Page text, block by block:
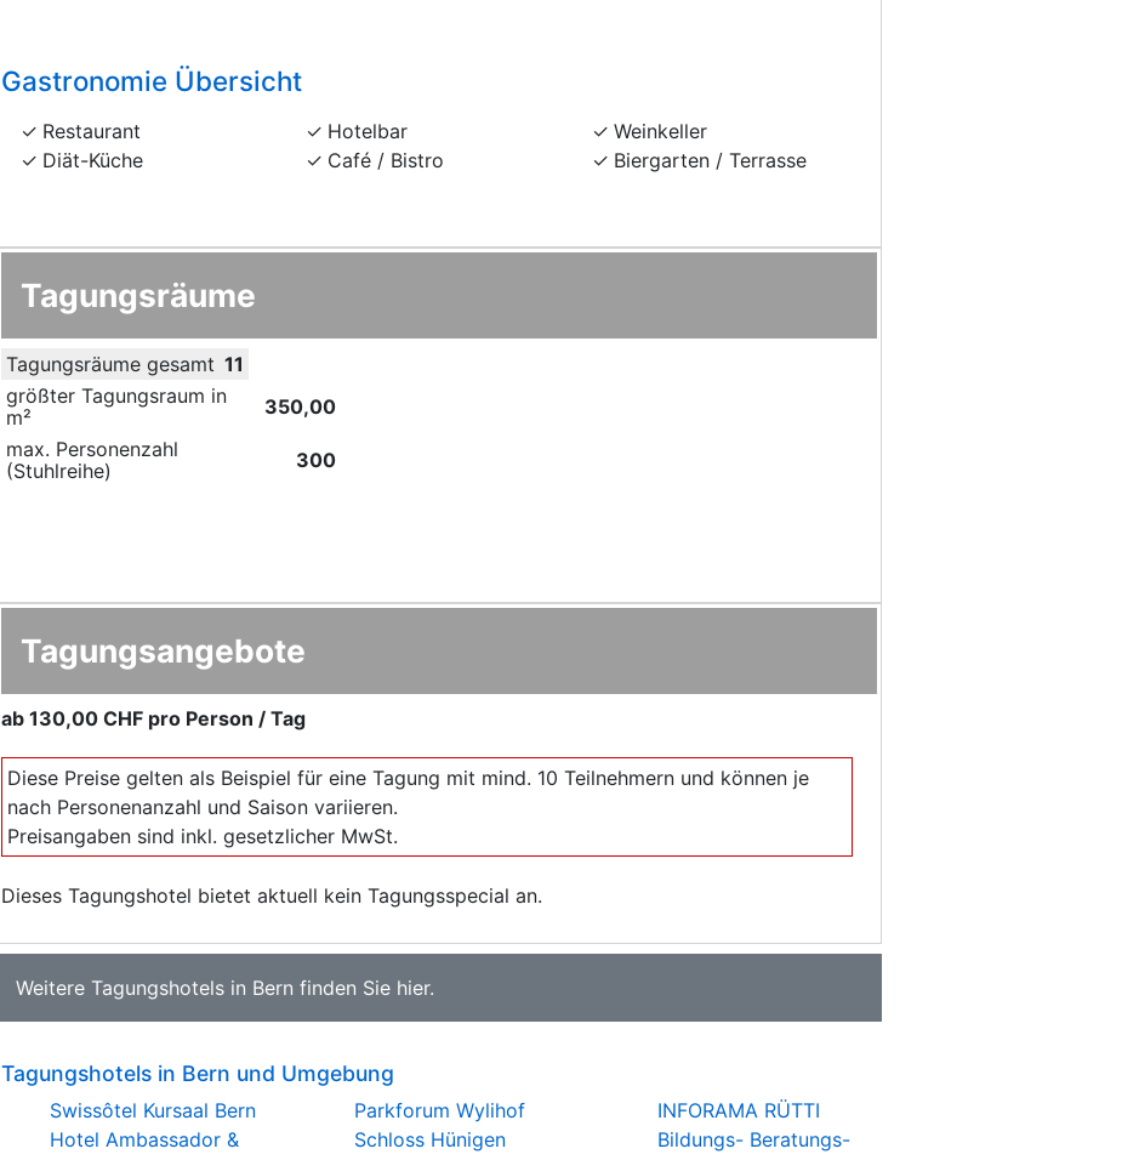
Gastronomie Übersicht
Restaurant
Diät-Küche
Hotelbar
Café / Bistro
Weinkeller
Biergarten / Terrasse
Tagungsräume
Tagungsräume gesamt 11
größter Tagungsraum in
m²
350,00
max. Personenzahl
(Stuhlreihe)
300
Tagungsangebote
ab 130,00 CHF pro Person / Tag
Diese Preise gelten als Beispiel für eine Tagung mit mind. 10 Teilnehmern und können je
nach Personenanzahl und Saison variieren.
Preisangaben sind inkl. gesetzlicher MwSt.
Dieses Tagungshotel bietet aktuell kein Tagungsspecial an.
Weitere Tagungshotels in Bern finden Sie hier.
Tagungshotels in Bern und Umgebung
Swissôtel Kursaal Bern
Hotel Ambassador &
Parkforum Wylihof
Schloss Hünigen
INFORAMA RÜTTI
Bildungs- Beratungs-